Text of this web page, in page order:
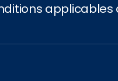
applicables